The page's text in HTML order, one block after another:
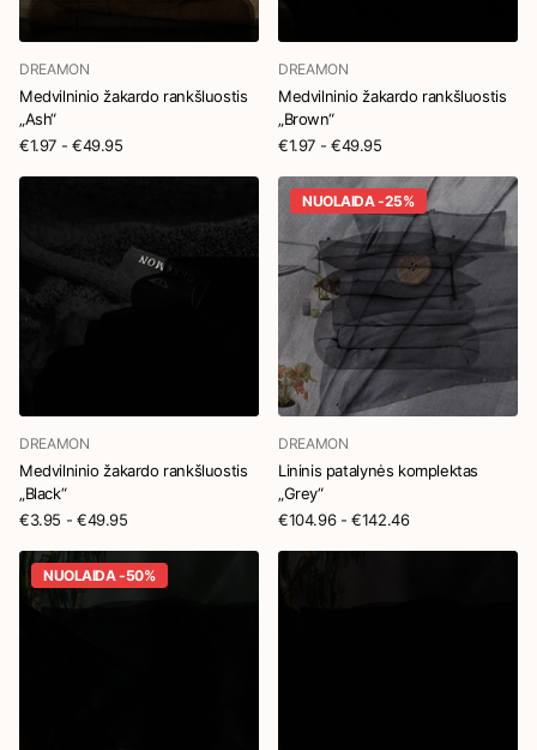
DREAMON
Medvilninio žakardo rankšluostis
„Ash“
€1.97 - €49.95
DREAMON
Medvilninio žakardo rankšluostis
„Brown“
€1.97 - €49.95
DREAMON
Medvilninio žakardo rankšluostis
„Black“
€3.95 - €49.95
NUOLAIDA -25%
DREAMON
Lininis patalynės komplektas
„Grey“
€104.96- €142.46
NUOLAIDA -50%